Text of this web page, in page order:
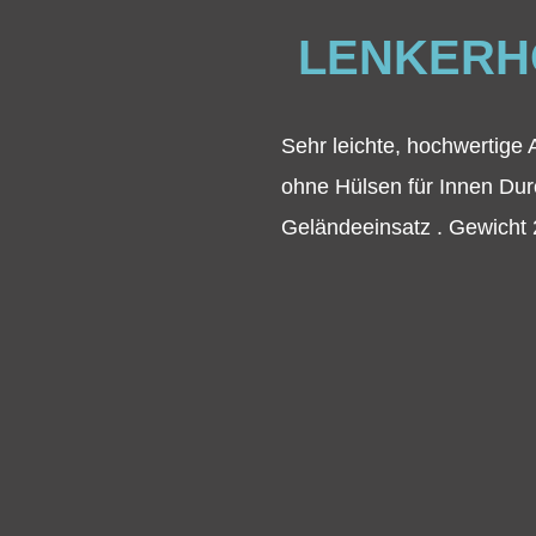
Sehr leichte, hochwertige
ohne Hülsen für Innen
Geländeeinsatz . Gewicht